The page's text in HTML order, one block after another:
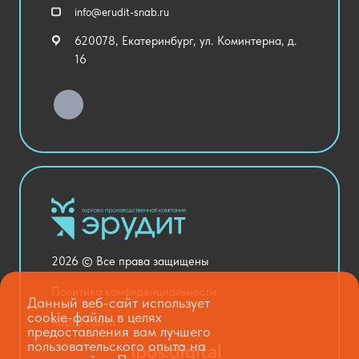
Спортивный зал
Уличное оборудование
Хозяйственные Товары
Столовая и пищеблок
Оснащение кабинетов
Медицинский кабинет
Национальные проекты
info@erudit-snab.ru
620078, Екатеринбург, ул. Коминтерна, д.
16
2026 © Все права защищены
Карта сайта
Данный веб-сайт использует
cookie-файлы в целях
предоставления вам лучшего
пользовательского опыта на